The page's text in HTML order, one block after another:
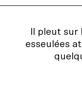
Il pleut sur
esseulées